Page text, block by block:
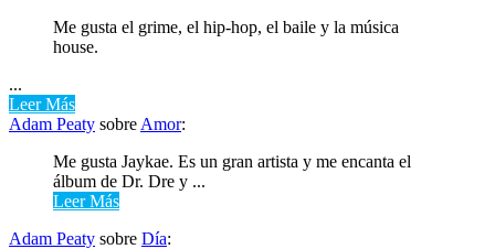
Me gusta el grime, el hip-hop, el baile y la música
house.
...
Leer Más
Adam Peaty sobre Amor:
Me gusta Jaykae. Es un gran artista y me encanta el
álbum de Dr. Dre y ...
Leer Más
Adam Peaty sobre Día: